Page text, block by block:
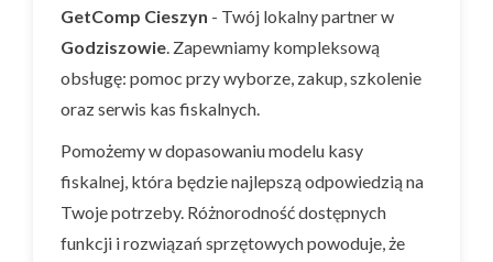
GetComp Cieszyn - Twój lokalny partner w
Godziszowie. Zapewniamy kompleksową
obsługę: pomoc przy wyborze, zakup, szkolenie
oraz serwis kas fiskalnych.
Pomożemy w dopasowaniu modelu kasy
fiskalnej, która będzie najlepszą odpowiedzią na
Twoje potrzeby. Różnorodność dostępnych
funkcji i rozwiązań sprzętowych powoduje, że